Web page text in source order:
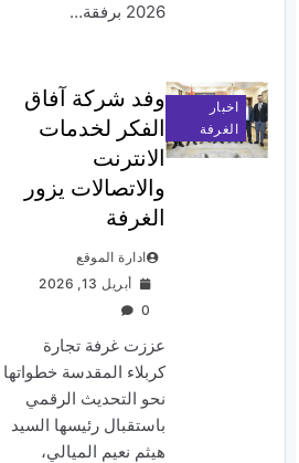
2026 برفقة…
اخبار
الغرفة
وفد شركة آفاق
الفكر لخدمات
الانترنت
والاتصالات يزور
الغرفة
ادارة الموقع
أبريل 13, 2026
0
عززت غرفة تجارة
كربلاء المقدسة خطواتها
نحو التحديث الرقمي
باستقبال رئيسها السيد
هيثم نعيم الميالي،